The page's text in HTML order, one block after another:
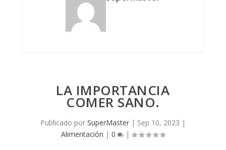
LA IMPORTANCIA
COMER SANO.
Publicado por SuperMaster| Sep 10, 2023 |
Alimentación | 0 |